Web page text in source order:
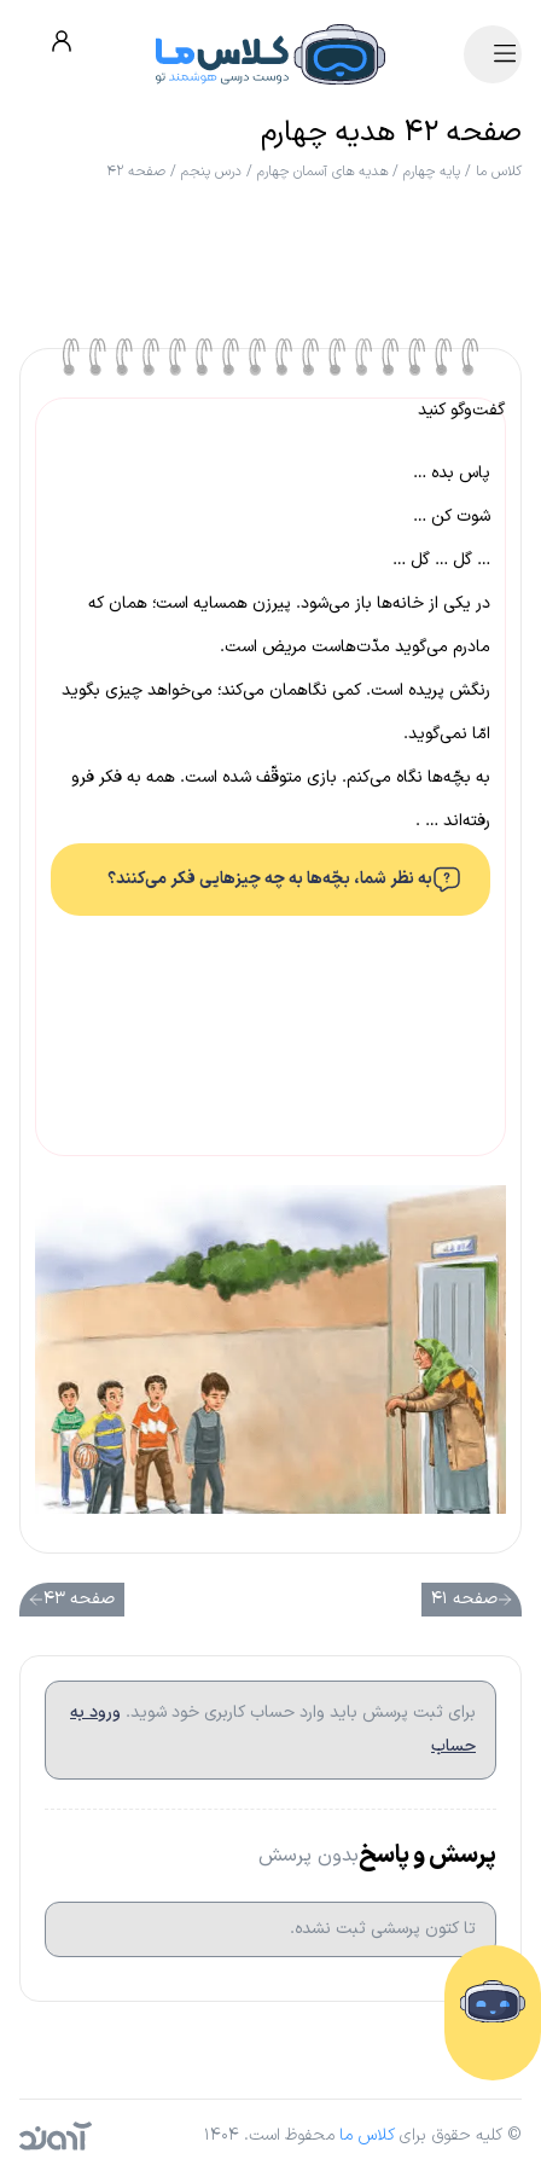
صفحه ۴۲ هدیه چهارم
کلاس ما / پایه چهارم /هدیه های آسمان چهارم / درس پنجم / صفحه ۴۲
گفت‌وگو کنید
پاس بده …
شوت کن …
… گل … گل …
در یکی از خانه‌ها باز می‌شود. پیرزن همسایه است؛ همان که
مادرم می‌گوید مدّت‌هاست مریض است.
رنگش پریده است. کمی نگاهمان می‌کند؛ می‌خواهد چیزی بگوید
امّا نمی‌گوید.
به بچّه‌ها نگاه می‌کنم. بازی متوقّف شده است. همه به فکر فرو
رفته‌اند … .
به نظر شما، بچّه‌ها به چه چیزهایی فکر می‌کنند؟
صفحه ۴۱ صفحه ۴۳
برای ثبت پرسش باید وارد حساب کاربری خود شوید. ورود به
حساب
پرسش و پاسخبدون پرسش
تا کتون پرسشی ثبت نشده.
© کلیه حقوق برایکلاس ما محفوظ است. ۱۴۰۴